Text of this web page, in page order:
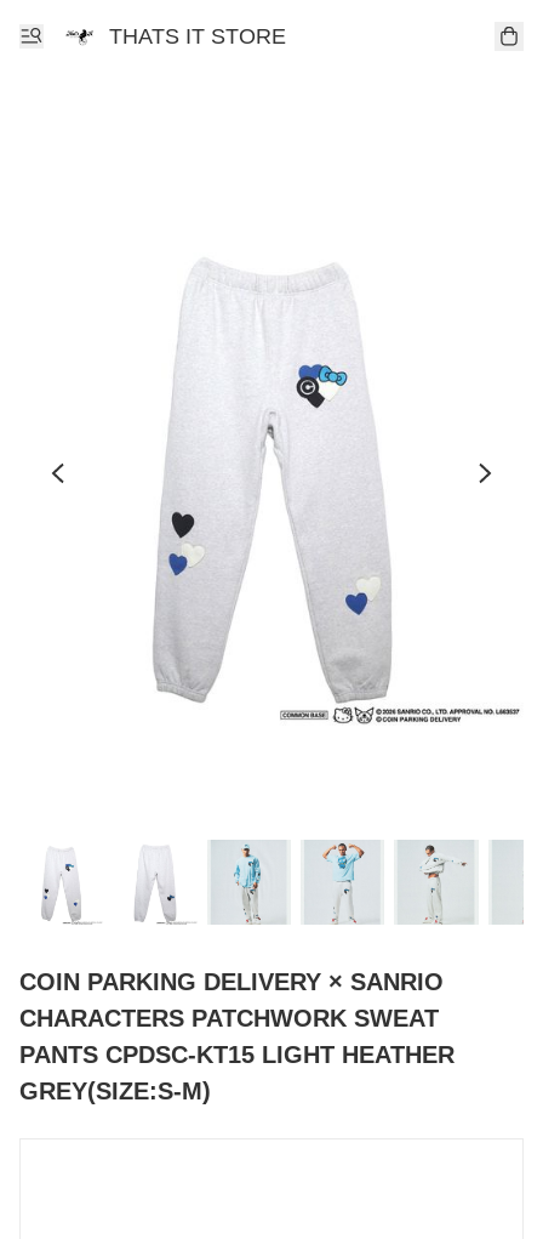
THATS IT STORE
COIN PARKING DELIVERY × SANRIO
CHARACTERS PATCHWORK SWEAT
PANTS CPDSC-KT15 LIGHT HEATHER
GREY(SIZE:S-M)